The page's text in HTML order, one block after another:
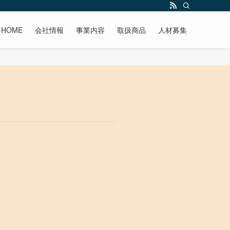
HOME 会社情報 事業内容 取扱商品 人材募集